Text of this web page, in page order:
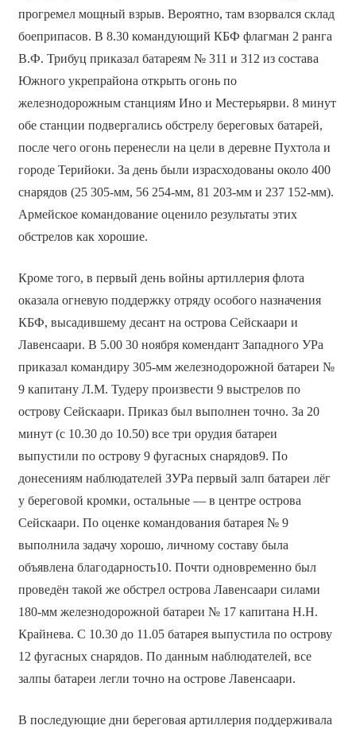
прогремел мощный взрыв. Вероятно, там взорвался склад
боеприпасов. В 8.30 командующий КБФ флагман 2 ранга
В.Ф. Трибуц приказал батареям № 311 и 312 из состава
Южного укрепрайона открыть огонь по
железнодорожным станциям Ино и Местерьярви. 8 минут
обе станции подвергались обстрелу береговых батарей,
после чего огонь перенесли на цели в деревне Пухтола и
городе Терийоки. За день были израсходованы около 400
снарядов (25 305-мм, 56 254-мм, 81 203-мм и 237 152-мм).
Армейское командование оценило результаты этих
обстрелов как хорошие.
Кроме того, в первый день войны артиллерия флота
оказала огневую поддержку отряду особого назначения
КБФ, высадившему десант на острова Сейскаари и
Лавенсаари. В 5.00 30 ноября комендант Западного УРа
приказал командиру 305-мм железнодорожной батареи №
9 капитану Л.М. Тудеру произвести 9 выстрелов по
острову Сейскаари. Приказ был выполнен точно. За 20
минут (с 10.30 до 10.50) все три орудия батареи
выпустили по острову 9 фугасных снарядов9. По
донесениям наблюдателей ЗУРа первый залп батареи лёг
у береговой кромки, остальные — в центре острова
Сейскаари. По оценке командования батарея № 9
выполнила задачу хорошо, личному составу была
объявлена благодарность10. Почти одновременно был
проведён такой же обстрел острова Лавенсаари силами
180-мм железнодорожной батареи № 17 капитана Н.Н.
Крайнева. С 10.30 до 11.05 батарея выпустила по острову
12 фугасных снарядов. По данным наблюдателей, все
залпы батареи легли точно на острове Лавенсаари.
В последующие дни береговая артиллерия поддерживала